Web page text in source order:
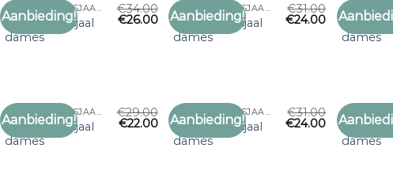
Aanbieding!
Toevoegen
OLIJFGROENE SJAAL DAMES
olijfgroene sjaal
dames
€34.00
€26.00 Aanbieding!
Toevoegen
OLIJFGROENE SJAAL DAMES
olijfgroene sjaal
dames
€31.00
€24.00
dames
Aanbieding!
Toevoegen
OLIJFGROENE SJAAL DAMES
olijfgroene sjaal
dames
€29.00
€22.00 Aanbieding!
Toevoegen
OLIJFGROENE SJAAL DAMES
olijfgroene sjaal
dames
€31.00
€24.00
dames